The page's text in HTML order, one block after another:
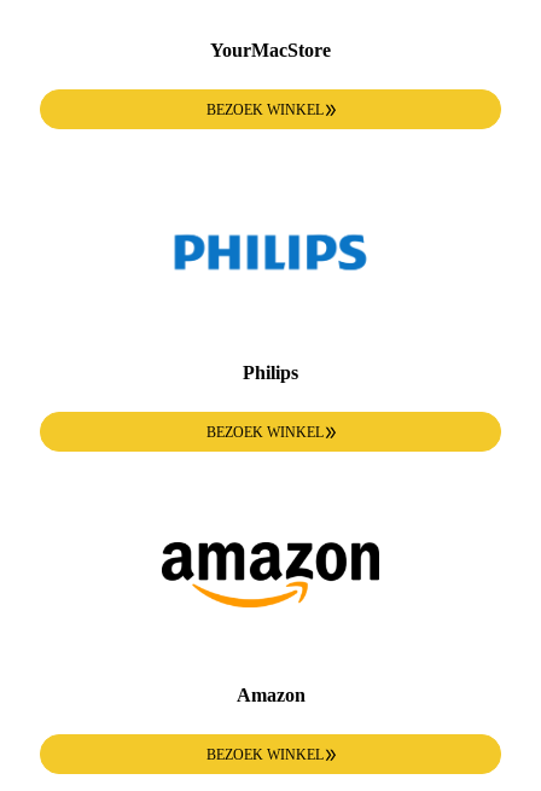
YourMacStore
BEZOEK WINKEL
Philips
BEZOEK WINKEL
Amazon
BEZOEK WINKEL